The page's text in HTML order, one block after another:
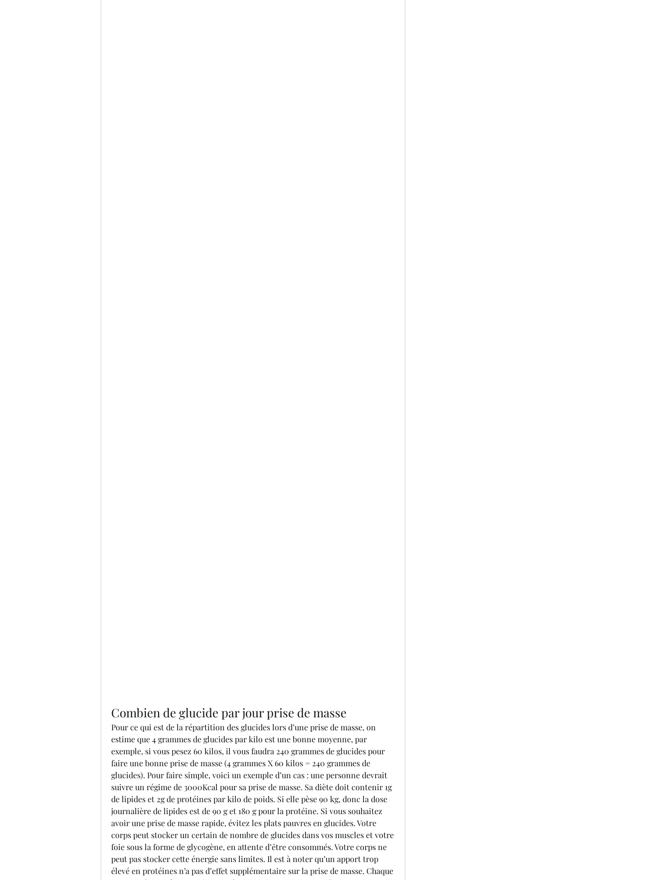
Combien de glucide par jour prise de masse
Pour ce qui est de la répartition des glucides lors d’une prise de masse, on
estime que 4 grammes de glucides par kilo est une bonne moyenne, par
exemple, si vous pesez 60 kilos, il vous faudra 240 grammes de glucides pour
faire une bonne prise de masse (4 grammes X 60 kilos = 240 grammes de
glucides). Pour faire simple, voici un exemple d’un cas : une personne devrait
suivre un régime de 3000Kcal pour sa prise de masse. Sa diète doit contenir 1g
de lipides et 2g de protéines par kilo de poids. Si elle pèse 90 kg, donc la dose
journalière de lipides est de 90 g et 180 g pour la protéine. Si vous souhaitez
avoir une prise de masse rapide, évitez les plats pauvres en glucides. Votre
corps peut stocker un certain de nombre de glucides dans vos muscles et votre
foie sous la forme de glycogène, en attente d’être consommés. Votre corps ne
peut pas stocker cette énergie sans limites. Il est à noter qu’un apport trop
élevé en protéines n’a pas d’effet supplémentaire sur la prise de masse. Chaque